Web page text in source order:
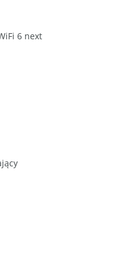
6 next